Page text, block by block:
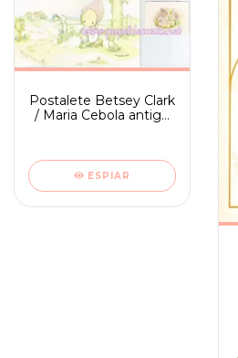
Postalete Betsey Clark
/ Maria Cebola antigo
ESPIAR